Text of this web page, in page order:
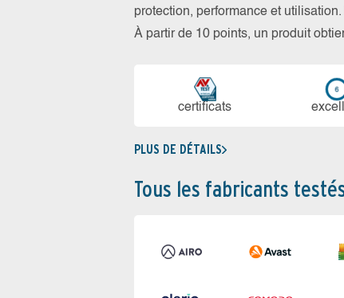
protection, performance et
À partir de 10 points, un produit
certi­ficats
PLUS DE DÉTAILS
Tous les fabricants